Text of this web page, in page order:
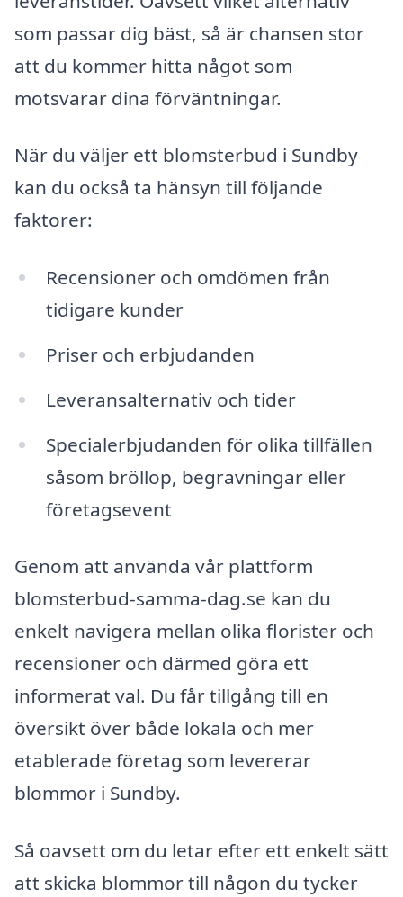
som passar dig bäst, så är chansen stor
att du kommer hitta något som
motsvarar dina förväntningar.
När du väljer ett blomsterbud i Sundby
kan du också ta hänsyn till följande
faktorer:
Recensioner och omdömen från
tidigare kunder
Priser och erbjudanden
Leveransalternativ och tider
Specialerbjudanden för olika tillfällen
såsom bröllop, begravningar eller
företagsevent
Genom att använda vår plattform
blomsterbud-samma-dag.se kan du
enkelt navigera mellan olika florister och
recensioner och därmed göra ett
informerat val. Du får tillgång till en
översikt över både lokala och mer
etablerade företag som levererar
blommor i Sundby.
Så oavsett om du letar efter ett enkelt sätt
att skicka blommor till någon du tycker